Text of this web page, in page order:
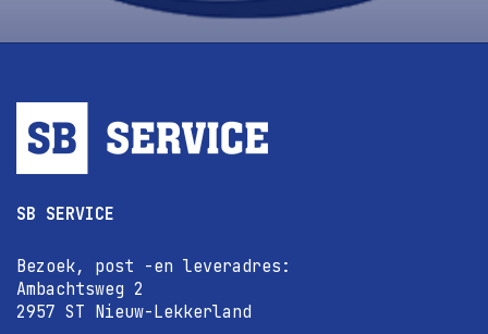
SB SERVICE
Bezoek, post -en leveradres:
Ambachtsweg 2
2957 ST Nieuw-Lekkerland